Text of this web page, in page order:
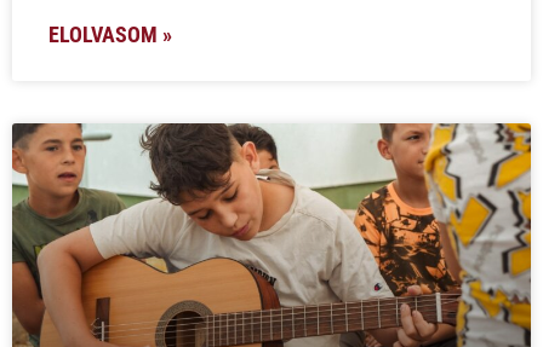
ELOLVASOM »